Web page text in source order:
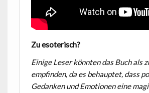
Zu esoterisch?
Einige Leser könnten das Buch als
empfinden, da es behauptet, dass
Gedanken und Emotionen eine